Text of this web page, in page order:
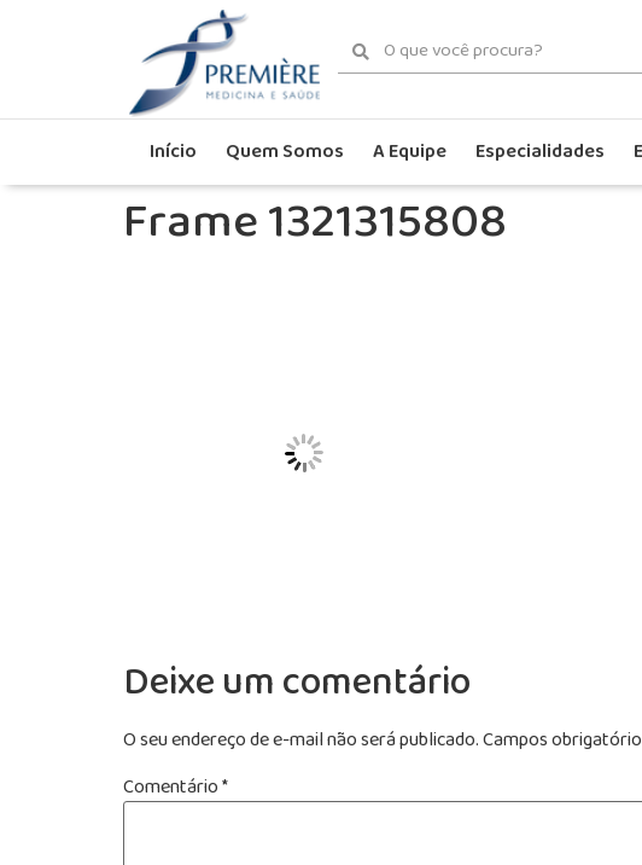
Início Quem Somos A Equipe Especialidades
Frame 1321315808
Deixe um comentário
O seu endereço de e-mail não será publicado.Campos
Comentário*